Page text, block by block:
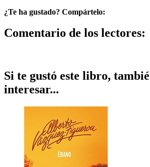
¿Te ha gustado? Compártelo:
Comentario de los lectores:
Si te gustó este libro,
interesar...